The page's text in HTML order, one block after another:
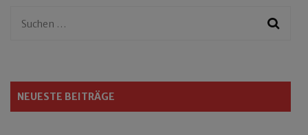
Suchen
NEUESTE BEITRÄGE